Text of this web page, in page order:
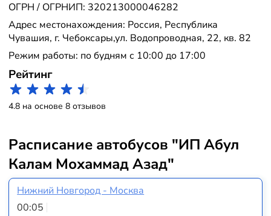
ОГРН / ОГРНИП: 320213000046282
Адрес местонахождения: Россия, Республика
Чувашия, г. Чебоксары,ул. Водопроводная, 22, кв. 82
Режим работы: по будням с 10:00 до 17:00
Рейтинг
4.8 на основе 8 отзывов
Расписание автобусов "ИП Абул
Калам Мохаммад Азад"
Нижний Новгород - Москва
00:05